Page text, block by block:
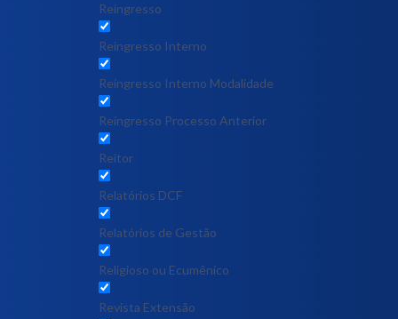
Reingresso
Reingresso Interno
Reingresso Interno Modalidade
Reingresso Processo Anterior
Reitor
Relatórios DCF
Relatórios de Gestão
Religioso ou Ecumênico
Revista Extensão